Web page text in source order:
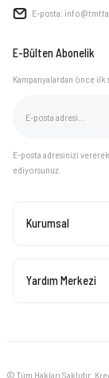
E-posta:
Kurumsal
Yardım Merkezi
E-Bülten Abonelik
Kampanyalardan önce ilk
E-posta adresinizi
ediyorsunuz.
© Tüm Hakları Saklıdır.